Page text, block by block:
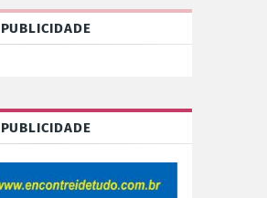
PUBLICIDADE
PUBLICIDADE